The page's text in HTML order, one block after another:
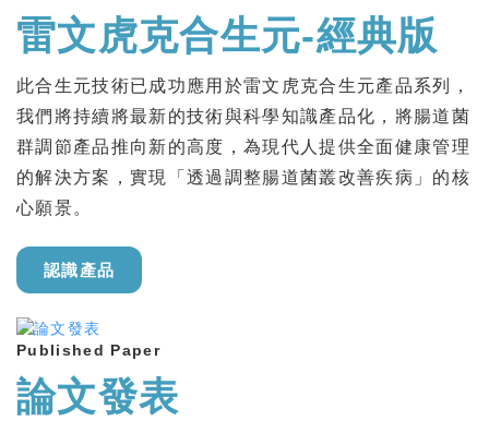
雷文虎克合生元-經典版
此合生元技術已成功應用於雷文虎克合生元產品系列，
我們將持續將最新的技術與科學知識產品化，將腸道菌
群調節產品推向新的高度，為現代人提供全面健康管理
的解決方案，實現「透過調整腸道菌叢改善疾病」的核
心願景。
認識產品
Published Paper
論文發表